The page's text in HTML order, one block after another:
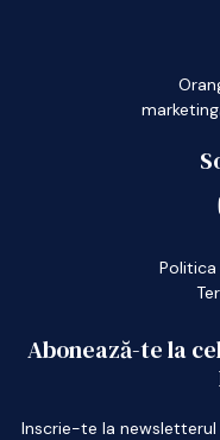
Abonează-te la
Inscrie-te la